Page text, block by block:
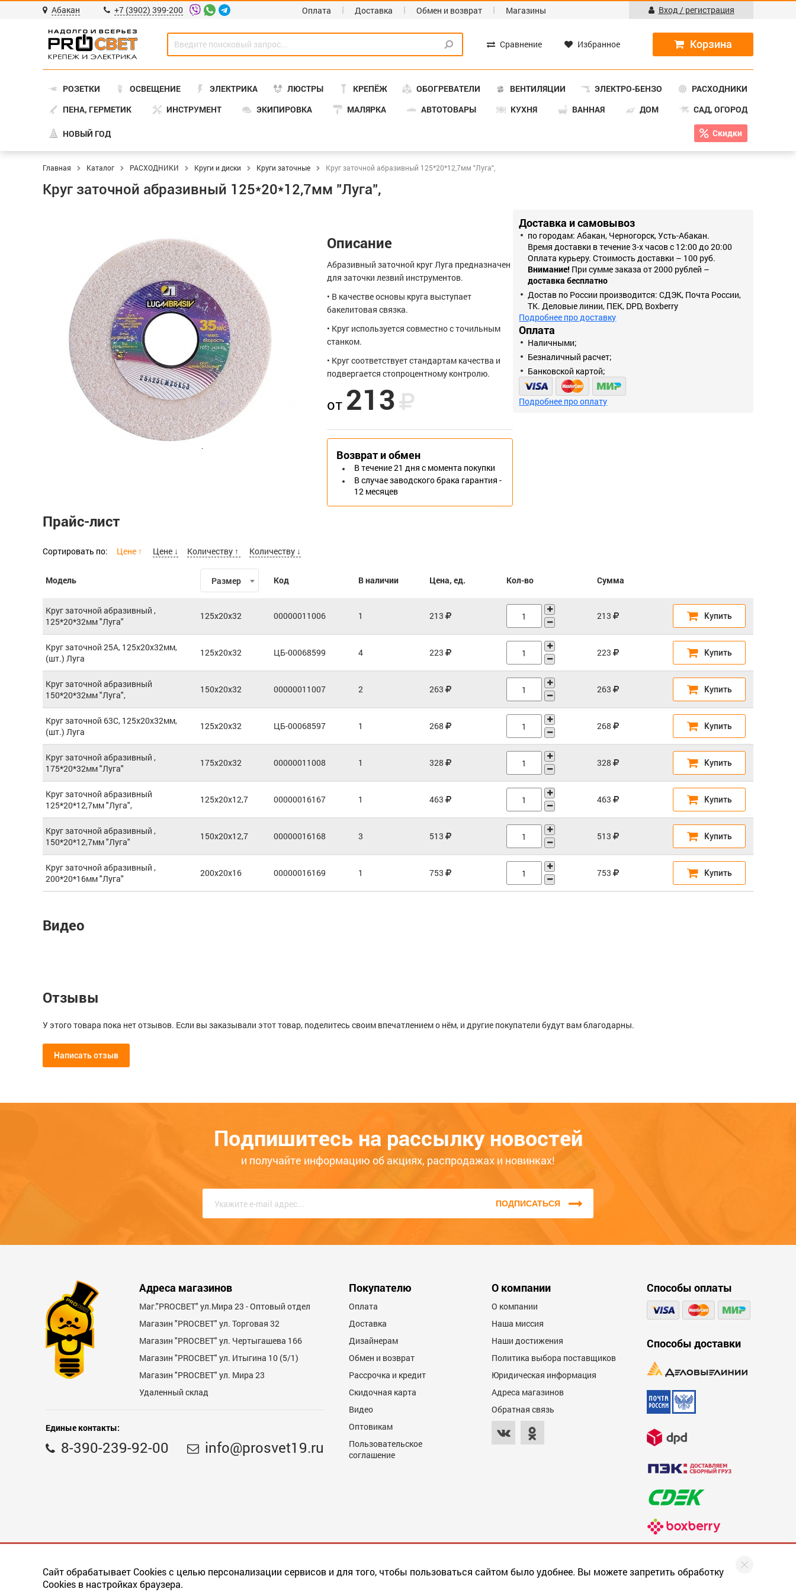
Абакан +7 (3902) 399-200 Оплата Доставка Обмен и возврат Магазины Вход / регистрация
Сравнение Избранное
РОЗЕТКИ ОСВЕЩЕНИЕ ЭЛЕКТРИКА ЛЮСТРЫ КРЕПЁЖ ОБОГРЕВАТЕЛИ ВЕНТИЛЯЦИИ ЭЛЕКТРО-БЕНЗО
РАСХОДНИКИ
ПЕНА, ГЕРМЕТИК
ИНСТРУМЕНТ ЭКИПИРОВКА МАЛЯРКА АВТОТОВАРЫ КУХНЯ ВАННАЯ ДОМ САД, ОГОРОД
НОВЫЙ ГОД Скидки
Главная Каталог РАСХОДНИКИ Круги и диски Круги заточные Круг заточной абразивный 125*20*12,7мм "Луга",
Круг заточной абразивный 125*20*12,7мм "Луга",
Описание
Абразивный заточной круг Луга предназначен
для заточки лезвий инструментов.
• В качестве основы круга выступает
бакелитовая связка.
• Круг используется совместно с точильным
станком.
• Круг соответствует стандартам качества и
подвергается стопроцентному контролю.
от 213
Возврат и обмен
В течение 21 дня с момента покупки
В случае заводского брака гарантия -
12 месяцев
Доставка и самовывоз
по городам: Абакан, Черногорск, Усть-Абакан.
Время доставки в течение 3-х часов с 12:00 до 20:00
Оплата курьеру. Стоимость доставки – 100 руб.
Внимание! При сумме заказа от 2000 рублей –
доставка бесплатно
Достав по России производится: СДЭК, Почта России,
ТК. Деловые линии, ПЕК, DPD, Boxberry
Подробнее про доставку
Оплата
Наличными;
Безналичный расчет;
Банковской картой;
Подробнее про оплату
Прайс-лист
Сортировать по: Цене ↑ Цене ↓ Количеству ↑ Количеству ↓
Модель Размер Код В наличии Цена, ед. Кол-во Сумма
Круг заточной абразивный ,
125*20*32мм "Луга"
125x20x32 00000011006 1 213
Круг заточной 25А, 125х20х32мм,
(шт.) Луга
125x20x32 ЦБ-00068599 4 223
Круг заточной абразивный
150*20*32мм "Луга",
150x20x32 00000011007 2 263
Круг заточной 63С, 125х20х32мм,
(шт.) Луга
125x20x32 ЦБ-00068597 1 268
Круг заточной абразивный ,
175*20*32мм "Луга"
175x20x32 00000011008 1 328
Круг заточной абразивный
125*20*12,7мм "Луга",
125x20x12,7 00000016167 1 463
Круг заточной абразивный ,
150*20*12,7мм "Луга"
150x20x12,7 00000016168 3 513
Круг заточной абразивный ,
200*20*16мм "Луга"
200x20x16 00000016169 1 753
Видео
Отзывы
У этого товара пока нет отзывов. Если вы заказывали этот товар, поделитесь своим впечатлением о нём, и другие покупатели будут вам благодарны.
Написать отзыв
Несколько месяцев
Недостатки
поможет другим покупателям
определиться с выбором. Обратите
внимание на качество, удобство,
характеристикам.
Мы не публикуем отзывы, которые
написаны большими буквами или
оскорбления.
Сайт обрабатывает Cookies с целью персонализации сервисов и для того, чтобы пользоваться сайтом было удобнее. Вы можете запретить обработку
Cookies в настройках браузера.
Подпишитесь на рассылку новостей
и получайте информацию об акциях, распродажах и новинках!
ПОДПИСАТЬСЯ
Адреса магазинов
Маг."PROСВЕТ" ул.Мира 23 - Оптовый отдел
Магазин "PROСВЕТ" ул. Торговая 32
Магазин "PROCBET" ул. Чертыгашева 166
Магазин "PROCBET" ул. Итыгина 10 (5/1)
Магазин "PROСВЕТ" ул. Мира 23
Удаленный склад
Единые контакты:
8-390-239-92-00 info@prosvet19.ru
Покупателю
Оплата
Доставка
Дизайнерам
Обмен и возврат
Рассрочка и кредит
Скидочная карта
Видео
Оптовикам
Пользовательское
соглашение
О компании
О компании
Наша миссия
Наши достижения
Политика выбора поставщиков
Юридическая информация
Адреса магазинов
Обратная связь
Способы оплаты
Способы доставки